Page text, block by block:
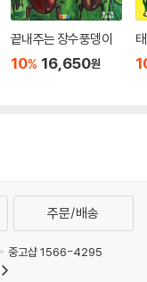
끝내주는 장수풍뎅이
10% 16,650원
주문/배송
중고샵 1566-4295